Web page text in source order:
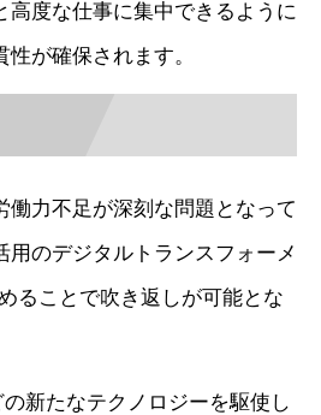
高度な仕事に集中できるように
が確保されます。
働力不足が深刻な問題となって
用のデジタルトランスフォーメ
ることで吹き返しが可能とな
新たなテクノロジーを駆使し